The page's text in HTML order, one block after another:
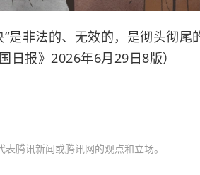
是非法的、无效的，是彻头彻尾
日报》2026年6月29日8版）
腾讯新闻或腾讯网的观点和立场。